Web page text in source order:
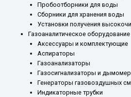
Пробоотборники для воды
Сборники для хранения воды
Установки получения
Газоаналитическое оборудование
Аксессуары и комплектующие
Аспираторы
Газоанализаторы
Газосигнализаторы и
Генераторы газовоздушных
Индикаторные трубки